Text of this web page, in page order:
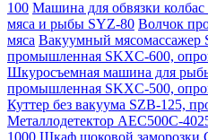
100 Машина для обвязки
мяса и рыбы SYZ-80 Волчок
мяса Вакуумный мясомассажер
промышленная SKXC-600,
Шкуросъемная машина для
промышленная SKXC-500,
Куттер без вакуума SZB-125,
Металлодетектор AEC500C-
1000 Шкаф шоковой заморозки